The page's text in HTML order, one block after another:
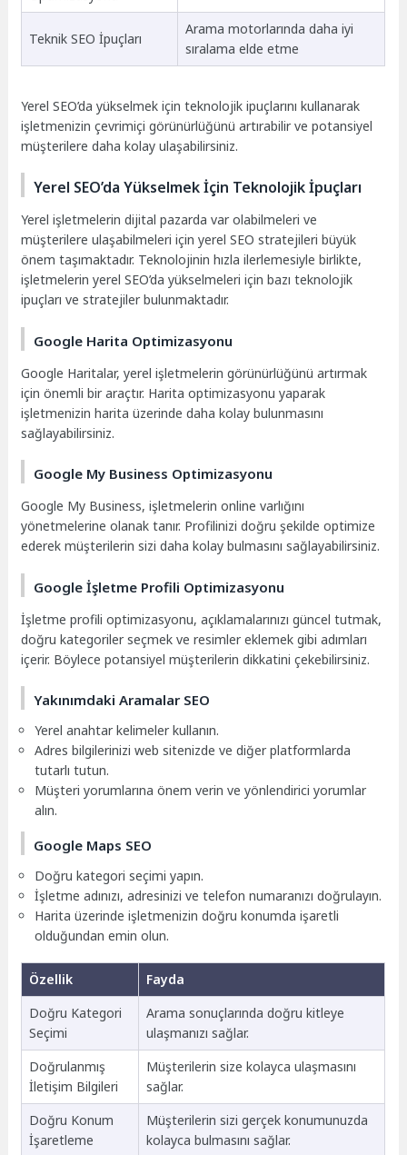
Teknik SEO İpuçları
Arama motorlarında daha iyi
sıralama elde etme
Yerel SEO’da yükselmek için teknolojik ipuçlarını kullanarak
işletmenizin çevrimiçi görünürlüğünü artırabilir ve potansiyel
müşterilere daha kolay ulaşabilirsiniz.
Yerel SEO’da Yükselmek İçin Teknolojik İpuçları
Yerel işletmelerin dijital pazarda var olabilmeleri ve
müşterilere ulaşabilmeleri için yerel SEO stratejileri büyük
önem taşımaktadır. Teknolojinin hızla ilerlemesiyle birlikte,
işletmelerin yerel SEO’da yükselmeleri için bazı teknolojik
ipuçları ve stratejiler bulunmaktadır.
Google Harita Optimizasyonu
Google Haritalar, yerel işletmelerin görünürlüğünü artırmak
için önemli bir araçtır. Harita optimizasyonu yaparak
işletmenizin harita üzerinde daha kolay bulunmasını
sağlayabilirsiniz.
Google My Business Optimizasyonu
Google My Business, işletmelerin online varlığını
yönetmelerine olanak tanır. Profilinizi doğru şekilde optimize
ederek müşterilerin sizi daha kolay bulmasını sağlayabilirsiniz.
Google İşletme Profili Optimizasyonu
İşletme profili optimizasyonu, açıklamalarınızı güncel tutmak,
doğru kategoriler seçmek ve resimler eklemek gibi adımları
içerir. Böylece potansiyel müşterilerin dikkatini çekebilirsiniz.
Yakınımdaki Aramalar SEO
Yerel anahtar kelimeler kullanın.
Adres bilgilerinizi web sitenizde ve diğer platformlarda
tutarlı tutun.
Müşteri yorumlarına önem verin ve yönlendirici yorumlar
alın.
Google Maps SEO
Doğru kategori seçimi yapın.
İşletme adınızı, adresinizi ve telefon numaranızı doğrulayın.
Harita üzerinde işletmenizin doğru konumda işaretli
olduğundan emin olun.
Özellik
Fayda
Doğru Kategori
Seçimi
Arama sonuçlarında doğru kitleye
ulaşmanızı sağlar.
Doğrulanmış
İletişim Bilgileri
Müşterilerin size kolayca ulaşmasını
sağlar.
Doğru Konum
İşaretleme
Müşterilerin sizi gerçek konumunuzda
kolayca bulmasını sağlar.